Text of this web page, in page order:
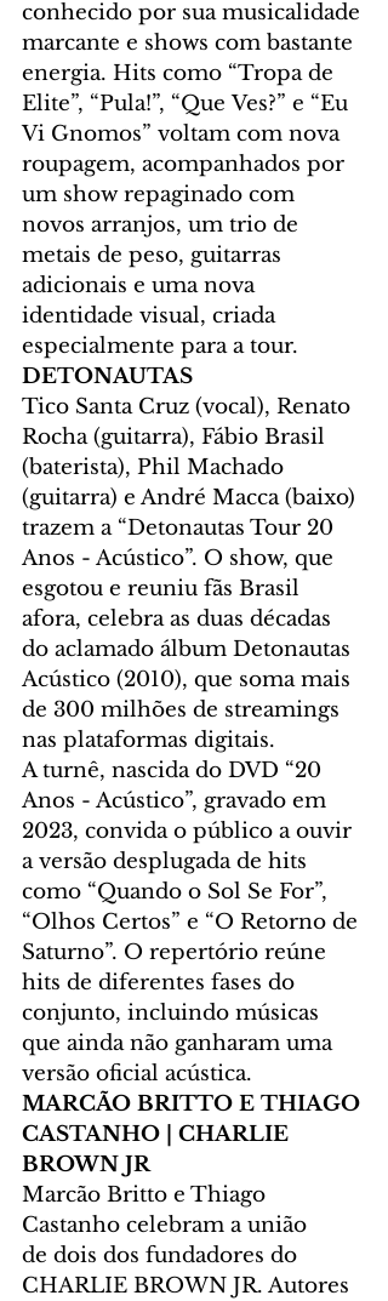
conhecido por sua musicalidade
marcante e shows com bastante
energia. Hits como “Tropa de
Elite”, “Pula!”, “Que Ves?” e “Eu
Vi Gnomos” voltam com nova
roupagem, acompanhados por
um show repaginado com
novos arranjos, um trio de
metais de peso, guitarras
adicionais e uma nova
identidade visual, criada
especialmente para a tour.
DETONAUTAS
Tico Santa Cruz (vocal), Renato
Rocha (guitarra), Fábio Brasil
(baterista), Phil Machado
(guitarra) e André Macca (baixo)
trazem a “Detonautas Tour 20
Anos - Acústico”. O show, que
esgotou e reuniu fãs Brasil
afora, celebra as duas décadas
do aclamado álbum Detonautas
Acústico (2010), que soma mais
de 300 milhões de streamings
nas plataformas digitais.
A turnê, nascida do DVD “20
Anos - Acústico”, gravado em
2023, convida o público a ouvir
a versão desplugada de hits
como “Quando o Sol Se For”,
“Olhos Certos” e “O Retorno de
Saturno”. O repertório reúne
hits de diferentes fases do
conjunto, incluindo músicas
que ainda não ganharam uma
versão oficial acústica.
MARCÃO BRITTO E THIAGO
CASTANHO | CHARLIE
BROWN JR
Marcão Britto e Thiago
Castanho celebram a união
de dois dos fundadores do
CHARLIE BROWN JR. Autores